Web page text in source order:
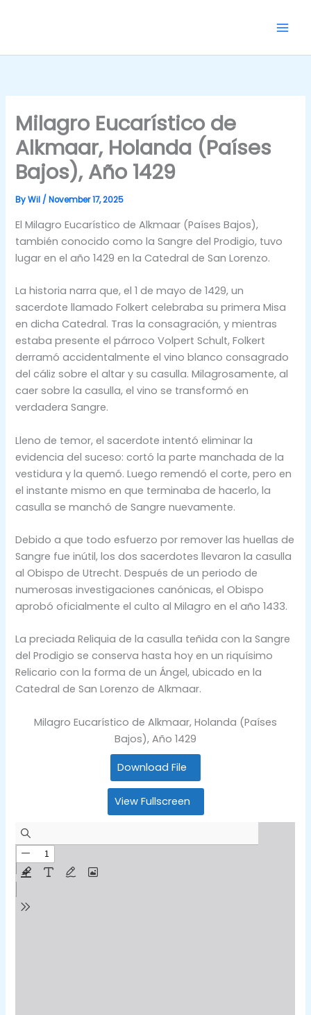
Milagro Eucarístico de
Alkmaar, Holanda (Países
Bajos), Año 1429
ByWil /November 17, 2025
El Milagro Eucarístico de Alkmaar (Países Bajos),
también conocido como la Sangre del Prodigio, tuvo
lugar en el año 1429 en la Catedral de San Lorenzo.
La historia narra que, el 1 de mayo de 1429, un
sacerdote llamado Folkert celebraba su primera Misa
en dicha Catedral. Tras la consagración, y mientras
estaba presente el párroco Volpert Schult, Folkert
derramó accidentalmente el vino blanco consagrado
del cáliz sobre el altar y su casulla. Milagrosamente, al
caer sobre la casulla, el vino se transformó en
verdadera Sangre.
Lleno de temor, el sacerdote intentó eliminar la
evidencia del suceso: cortó la parte manchada de la
vestidura y la quemó. Luego remendó el corte, pero en
el instante mismo en que terminaba de hacerlo, la
casulla se manchó de Sangre nuevamente.
Debido a que todo esfuerzo por remover las huellas de
Sangre fue inútil, los dos sacerdotes llevaron la casulla
al Obispo de Utrecht. Después de un periodo de
numerosas investigaciones canónicas, el Obispo
aprobó oficialmente el culto al Milagro en el año 1433.
La preciada Reliquia de la casulla teñida con la Sangre
del Prodigio se conserva hasta hoy en un riquísimo
Relicario con la forma de un Ángel, ubicado en la
Catedral de San Lorenzo de Alkmaar.
Milagro Eucarístico de Alkmaar, Holanda (Países
Bajos), Año 1429
Download File
View Fullscreen